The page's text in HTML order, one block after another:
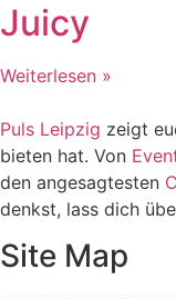
Juicy
Weiterlesen »
Puls Leipzig zeigt
bieten hat. Von
den angesagtesten
denkst, lass dich
Site Map